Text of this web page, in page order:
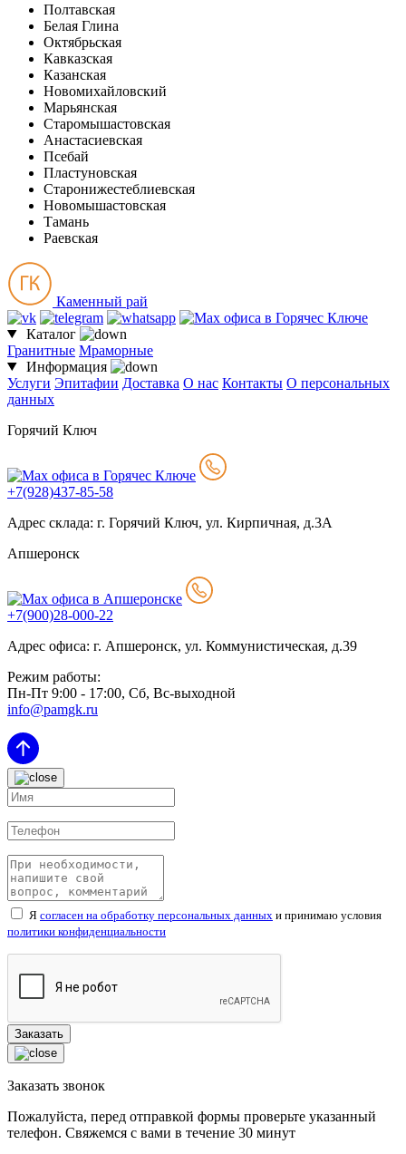
Полтавская
Белая Глина
Октябрьская
Кавказская
Казанская
Новомихайловский
Марьянская
Старомышастовская
Анастасиевская
Псебай
Пластуновская
Старонижестеблиевская
Новомышастовская
Тамань
Раевская
Каменный рай
Каталог
Гранитные Мраморные
Информация
Услуги Эпитафии Доставка О нас Контакты О персональных
данных
Горячий Ключ
+7(928)437-85-58
Адрес склада: г. Горячий Ключ, ул. Кирпичная, д.3А
Апшеронск
+7(900)28-000-22
Адрес офиса: г. Апшеронск, ул. Коммунистическая, д.39
Режим работы:
Пн-Пт 9:00 - 17:00, Сб, Вс-выходной
info@pamgk.ru
Я согласен на обработку персональных данных и принимаю условия
политики конфиденциальности
Заказать звонок
Пожалуйста, перед отправкой формы проверьте указанный
телефон. Свяжемся с вами в течение 30 минут